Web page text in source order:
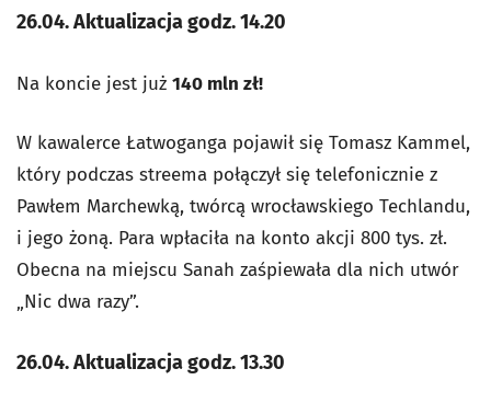
26.04. Aktualizacja godz. 14.20
Na koncie jest już 140 mln zł!
W kawalerce Łatwoganga pojawił się Tomasz Kammel,
który podczas streema połączył się telefonicznie z
Pawłem Marchewką, twórcą wrocławskiego Techlandu,
i jego żoną. Para wpłaciła na konto akcji 800 tys. zł.
Obecna na miejscu Sanah zaśpiewała dla nich utwór
„Nic dwa razy”.
26.04. Aktualizacja godz. 13.30